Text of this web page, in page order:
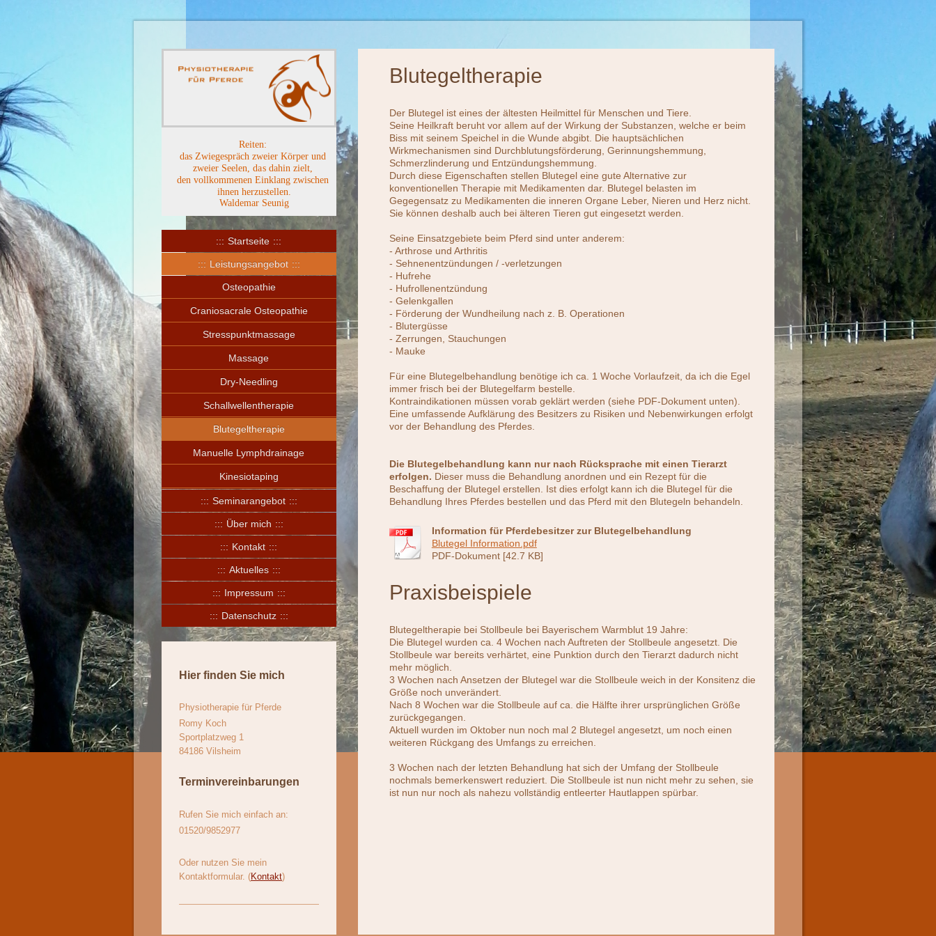
Reiten:
das Zwiegespräch zweier Körper und
zweier Seelen, das dahin zielt,
den vollkommenen Einklang zwischen
ihnen herzustellen.
Waldemar Seunig
Startseite
Leistungsangebot
Osteopathie
Craniosacrale Osteopathie
Stresspunktmassage
Massage
Dry-Needling
Schallwellentherapie
Blutegeltherapie
Manuelle Lymphdrainage
Kinesiotaping
Seminarangebot
Über mich
Kontakt
Aktuelles
Impressum
Datenschutz
Hier finden Sie mich
Physiotherapie für Pferde
Romy Koch
Sportplatzweg 1
84186 Vilsheim
Terminvereinbarungen
Rufen Sie mich einfach an:
01520/9852977
Oder nutzen Sie mein
Kontaktformular. (Kontakt)
Blutegeltherapie
Der Blutegel ist eines der ältesten Heilmittel für Menschen und Tiere.
Seine Heilkraft beruht vor allem auf der Wirkung der Substanzen, welche er beim
Biss mit seinem Speichel in die Wunde abgibt. Die hauptsächlichen
Wirkmechanismen sind Durchblutungsförderung, Gerinnungshemmung,
Schmerzlinderung und Entzündungshemmung.
Durch diese Eigenschaften stellen Blutegel eine gute Alternative zur
konventionellen Therapie mit Medikamenten dar. Blutegel belasten im
Gegegensatz zu Medikamenten die inneren Organe Leber, Nieren und Herz nicht.
Sie können deshalb auch bei älteren Tieren gut eingesetzt werden.
Seine Einsatzgebiete beim Pferd sind unter anderem:
- Arthrose und Arthritis
- Sehnenentzündungen / -verletzungen
- Hufrehe
- Hufrollenentzündung
- Gelenkgallen
- Förderung der Wundheilung nach z. B. Operationen
- Blutergüsse
- Zerrungen, Stauchungen
- Mauke
Für eine Blutegelbehandlung benötige ich ca. 1 Woche Vorlaufzeit, da ich die Egel
immer frisch bei der Blutegelfarm bestelle.
Kontraindikationen müssen vorab geklärt werden (siehe PDF-Dokument unten).
Eine umfassende Aufklärung des Besitzers zu Risiken und Nebenwirkungen erfolgt
vor der Behandlung des Pferdes.
Die Blutegelbehandlung kann nur nach Rücksprache mit einen Tierarzt
erfolgen. Dieser muss die Behandlung anordnen und ein Rezept für die
Beschaffung der Blutegel erstellen. Ist dies erfolgt kann ich die Blutegel für die
Behandlung Ihres Pferdes bestellen und das Pferd mit den Blutegeln behandeln.
Information für Pferdebesitzer zur Blutegelbehandlung
Blutegel Information.pdf
PDF-Dokument [42.7 KB]
Praxisbeispiele
Blutegeltherapie bei Stollbeule bei Bayerischem Warmblut 19 Jahre:
Die Blutegel wurden ca. 4 Wochen nach Auftreten der Stollbeule angesetzt. Die
Stollbeule war bereits verhärtet, eine Punktion durch den Tierarzt dadurch nicht
mehr möglich.
3 Wochen nach Ansetzen der Blutegel war die Stollbeule weich in der Konsitenz die
Größe noch unverändert.
Nach 8 Wochen war die Stollbeule auf ca. die Hälfte ihrer ursprünglichen Größe
zurückgegangen.
Aktuell wurden im Oktober nun noch mal 2 Blutegel angesetzt, um noch einen
weiteren Rückgang des Umfangs zu erreichen.
3 Wochen nach der letzten Behandlung hat sich der Umfang der Stollbeule
nochmals bemerkenswert reduziert. Die Stollbeule ist nun nicht mehr zu sehen, sie
ist nun nur noch als nahezu vollständig entleerter Hautlappen spürbar.